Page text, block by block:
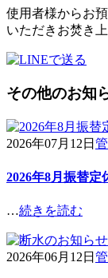
使用者様からお
いただきお焚き
その他のお知
2026年07月12日
2026年8月振替定
…続きを読む
2026年06月12日